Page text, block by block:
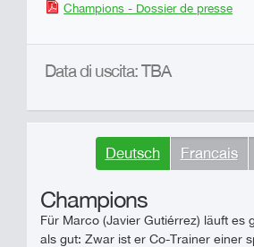
Champions - Dossier de presse
Data di uscita: TBA
Deutsch Francais
Champions
Für Marco (Javier Gutiérrez) läuft es
als gut: Zwar ist er Co-Trainer einer